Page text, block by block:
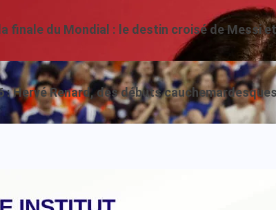
finale du Mondial : le destin croisé de Messi et
: Hervé Renard, des débuts